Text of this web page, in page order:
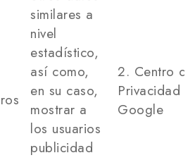
similares a
nivel
estadístico,
así como,
en su caso,
mostrar a
los usuarios
publicidad
2. Centro de
Privacidad
Google